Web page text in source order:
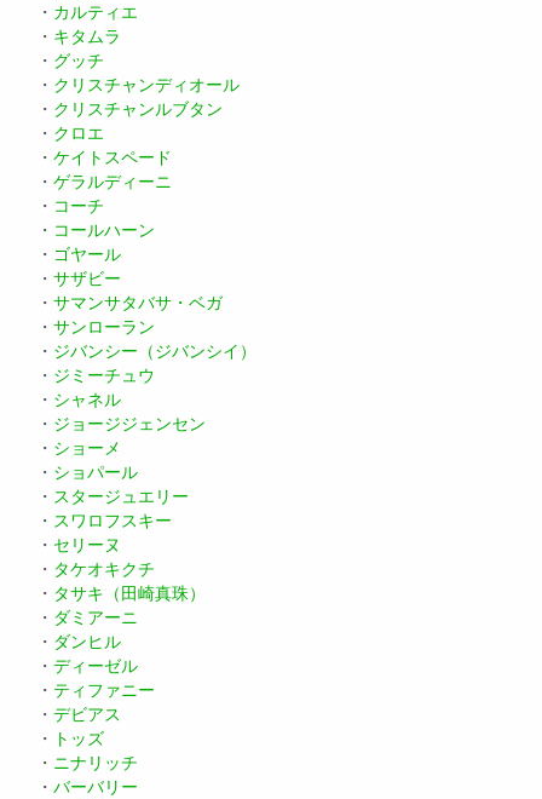
・ カルティエ
・ キタムラ
・ グッチ
・ クリスチャンディオール
・ クリスチャンルブタン
・ クロエ
・ ケイトスペード
・ ゲラルディーニ
・ コーチ
・ コールハーン
・ ゴヤール
・ サザビー
・ サマンサタバサ・ベガ
・ サンローラン
・ ジバンシー（ジバンシイ）
・ ジミーチュウ
・ シャネル
・ ジョージジェンセン
・ ショーメ
・ ショパール
・ スタージュエリー
・ スワロフスキー
・ セリーヌ
・ タケオキクチ
・ タサキ（田崎真珠）
・ ダミアーニ
・ ダンヒル
・ ディーゼル
・ ティファニー
・ デビアス
・
トッズ
・ ニナリッチ
・ バーバリー